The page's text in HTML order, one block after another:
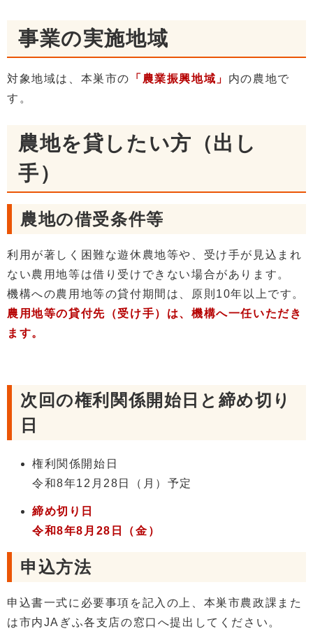
事業の実施地域
対象地域は、本巣市の 「農業振興地域」 内の農地で
す。
農地を貸したい方（出し
手）
農地の借受条件等
利用が著しく困難な遊休農地等や、受け手が見込まれ
ない農用地等は借り受けできない場合があります。
機構への農用地等の貸付期間は、原則10年以上です。
農用地等の貸付先（受け手）は、機構へ一任いただき
ます。
次回の権利関係開始日と締め切り
日
権利関係開始日
令和8年12月28日（月）予定
締め切り日
令和8年8月28日（金）
申込方法
申込書一式に必要事項を記入の上、本巣市農政課また
は市内JAぎふ各支店の窓口へ提出してください。